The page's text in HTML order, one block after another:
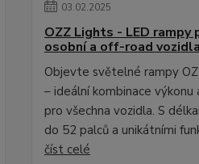
03.02.2025
OZZ Lights - LED rampy
osobní a off-road vozidla
Objevte světelné rampy
– ideální kombinace výkonu
pro všechna vozidla. S
do 52 palců a unikátními
číst celé